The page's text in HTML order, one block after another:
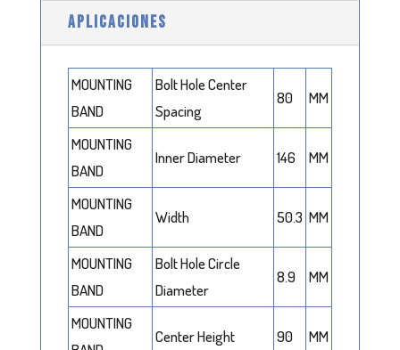
APLICACIONES
MOUNTING
BAND
Bolt Hole Center
Spacing
80 MM
MOUNTING
BAND
Inner Diameter 146 MM
MOUNTING
BAND
Width 50.3 MM
MOUNTING
BAND
Bolt Hole Circle
Diameter
8.9 MM
MOUNTING
Center Height 90 MM